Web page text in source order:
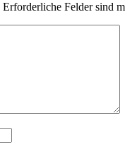
Erforderliche Felder sind